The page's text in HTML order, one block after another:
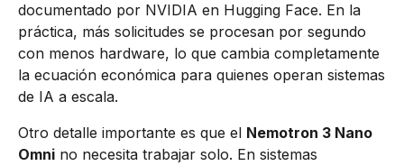
documentado por NVIDIA en Hugging Face. En la
práctica, más solicitudes se procesan por segundo
con menos hardware, lo que cambia completamente
la ecuación económica para quienes operan sistemas
de IA a escala.
Otro detalle importante es que el Nemotron 3 Nano
Omni no necesita trabajar solo. En sistemas